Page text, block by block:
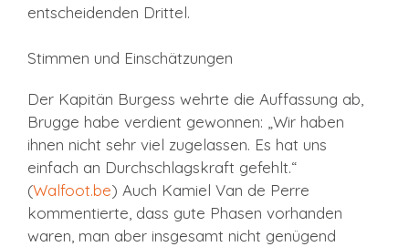
entscheidenden Drittel.
Stimmen und Einschätzungen
Der Kapitän Burgess wehrte die Auffassung ab,
Brugge habe verdient gewonnen: „Wir haben
ihnen nicht sehr viel zugelassen. Es hat uns
einfach an Durchschlagskraft gefehlt.“
(Walfoot.be) Auch Kamiel Van de Perre
kommentierte, dass gute Phasen vorhanden
waren, man aber insgesamt nicht genügend